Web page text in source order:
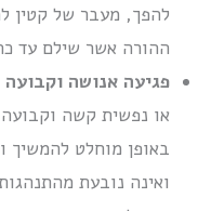
להפך, מעבר של קטין
ההורה אשר שילם עד
פגיעה אנושה
או נפשית קשה
באופן מוחלט להמשיך
ואינה נובעת